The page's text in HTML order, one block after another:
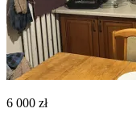
6 000 zł